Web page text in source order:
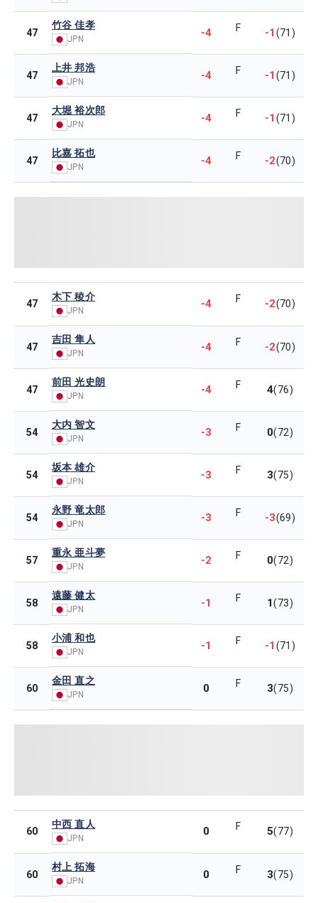
47
竹谷 佳孝
JPN -4 F -1(71)
47
上井 邦浩
JPN -4 F -1(71)
47
大堀 裕次郎
JPN -4 F -1(71)
47
比嘉 拓也
JPN -4 F -2(70)
47
木下 稜介
JPN
-4 F -2(70)
47
吉田 隼人
JPN -4 F -2(70)
47
前田 光史朗
JPN -4 F 4(76)
54
大内 智文
JPN -3 F 0(72)
54
坂本 雄介
JPN -3 F 3(75)
54
永野 竜太郎
JPN -3 F -3(69)
57
重永 亜斗夢
JPN -2 F 0(72)
58
遠藤 健太
JPN -1 F 1(73)
58
小浦 和也
JPN -1 F -1(71)
60
金田 直之
JPN 0 F 3(75)
60
中西 直人
JPN
0 F 5(77)
60
村上 拓海
JPN 0 F 3(75)